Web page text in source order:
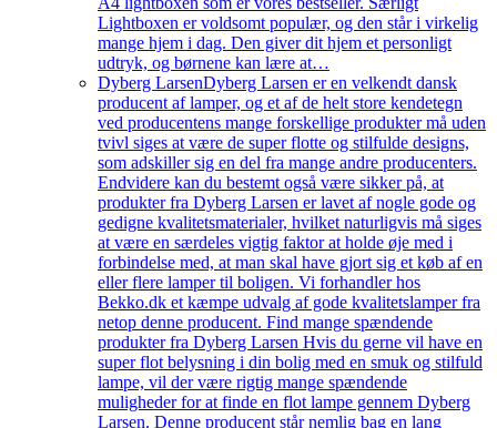
Lightboxen er voldsomt populær, og den står i virkelig
mange hjem i dag. Den giver dit hjem et personligt
udtryk, og børnene kan lære at…
Dyberg LarsenDyberg Larsen er en velkendt dansk
producent af lamper, og et af de helt store kendetegn
ved producentens mange forskellige produkter må uden
tvivl siges at være de super flotte og stilfulde designs,
som adskiller sig en del fra mange andre producenters.
Endvidere kan du bestemt også være sikker på, at
produkter fra Dyberg Larsen er lavet af nogle gode og
gedigne kvalitetsmaterialer, hvilket naturligvis må siges
at være en særdeles vigtig faktor at holde øje med i
forbindelse med, at man skal have gjort sig et køb af en
eller flere lamper til boligen. Vi forhandler hos
Bekko.dk et kæmpe udvalg af gode kvalitetslamper fra
netop denne producent. Find mange spændende
produkter fra Dyberg Larsen Hvis du gerne vil have en
super flot belysning i din bolig med en smuk og stilfuld
lampe, vil der være rigtig mange spændende
muligheder for at finde en flot lampe gennem Dyberg
Larsen. Denne producent står nemlig bag en lang